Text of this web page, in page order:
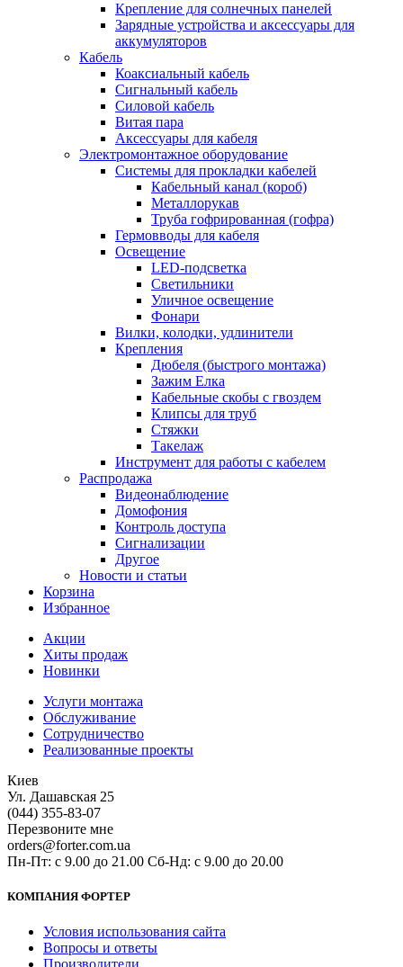
Крепление для солнечных панелей
Зарядные устройства и аксессуары для
аккумуляторов
Кабель
Коаксиальный кабель
Сигнальный кабель
Силовой кабель
Витая пара
Аксессуары для кабеля
Электромонтажное оборудование
Системы для прокладки кабелей
Кабельный канал (короб)
Металлорукав
Труба гофрированная (гофра)
Гермовводы для кабеля
Освещение
LED-подсветка
Светильники
Уличное освещение
Фонари
Вилки, колодки, удлинители
Крепления
Дюбеля (быстрого монтажа)
Зажим Елка
Кабельные скобы с гвоздем
Клипсы для труб
Стяжки
Такелаж
Инструмент для работы с кабелем
Распродажа
Видеонаблюдение
Домофония
Контроль доступа
Сигнализации
Другое
Новости и статьи
Корзина
Избранное
Акции
Хиты продаж
Новинки
Услуги монтажа
Обслуживание
Сотрудничество
Реализованные проекты
Киев
Ул. Дашавская 25
(044) 355-83-07
Перезвоните мне
orders@forter.com.ua
Пн-Пт: с 9.00 до 21.00 Сб-Нд: с 9.00 до 20.00
КОМПАНИЯ ФОРТЕР
Условия использования сайта
Вопросы и ответы